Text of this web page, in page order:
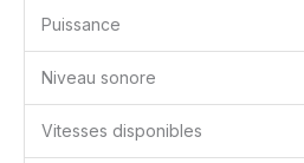
Puissance
Niveau sonore
Vitesses disponibles